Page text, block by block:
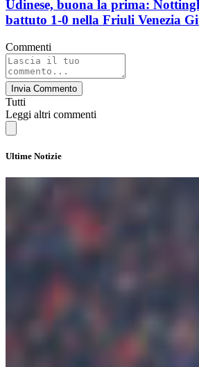
Udinese, buona la prima:
battuto 1-0 nella Friuli Venezia
Commenti
Invia Commento
Tutti
Leggi altri commenti
Ultime Notizie